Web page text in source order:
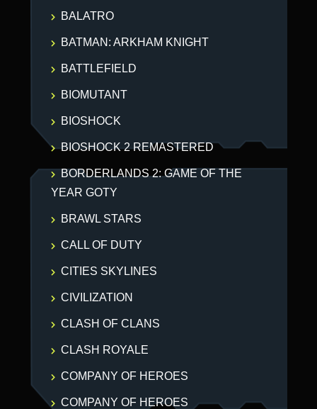
BALATRO
BATMAN: ARKHAM KNIGHT
BATTLEFIELD
BIOMUTANT
BIOSHOCK
BIOSHOCK 2 REMASTERED
BORDERLANDS 2: GAME OF THE
YEAR GOTY
BRAWL STARS
CALL OF DUTY
CITIES SKYLINES
CIVILIZATION
CLASH OF CLANS
CLASH ROYALE
COMPANY OF HEROES
COMPANY OF HEROES